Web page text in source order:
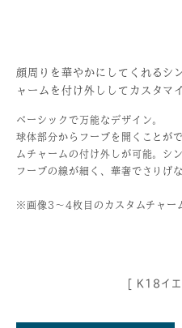
顔周りを華やかにしてくれるシ
ャームを付け外ししてカスタマ
ベーシックで万能なデザイン。
球体部分からフープを開くことが
ムチャームの付け外しが可能。シ
フープの線が細く、華奢でさりげ
※画像3～4枚目のカスタムチャー
[ K18イエ